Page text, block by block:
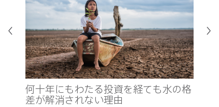
何十年にもわたる投資を経ても水の格
差が解消されない理由